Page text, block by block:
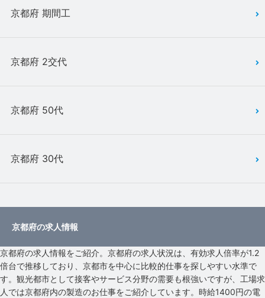
京都府 期間工
京都府 2交代
京都府 50代
京都府 30代
京都府の求人情報
京都府の求人情報をご紹介。京都府の求人状況は、有効求人倍率が1.2
倍台で推移しており、京都市を中心に比較的仕事を探しやすい水準で
す。観光都市として接客やサービス分野の需要も根強いですが、工場求
人では京都府内の製造のお仕事をご紹介しています。時給1400円の電